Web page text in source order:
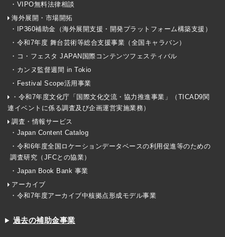
・VIPO無料法律相談
海外展開・市場開拓
・IP360補助金（海外展開支援・開発プラットフォーム構築支援）
・令和7年度 舞台芸術等総合支援事業（全国キャラバン）
・コ・フェスタ JAPAN国際コンテンツフェスティバル
・カンヌ監督週間 in Tokio
・Festival Scope活用事業
・令和7年度文化庁「国際文化交流・協力推進事業」（TICAD9関
連イベントに係る調査及び企画運営実施業務）
調査・情報サービス
・Japan Content Catalog
・令和6年度全国ロケーションデータベースの利用促進等のための
調査研究（JFCとの協業）
・Japan Book Bank 事業
アーカイブ
・令和7年度アーカイブ中核拠点形成モデル事業
過去の補助金事業